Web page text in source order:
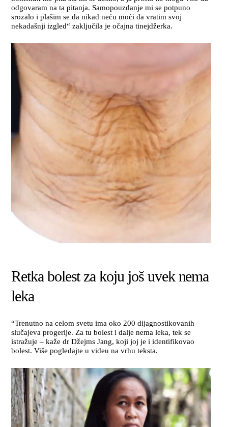
odgovaram na ta pitanja. Samopouzdanje mi se potpuno
srozalo i plašim se da nikad neću moći da vratim svoj
nekadašnji izgled“ zaključila je očajna tinejdžerka.
Retka bolest za koju još uvek nema
leka
“Trenutno na celom svetu ima oko 200 dijagnostikovanih
slučajeva progerije. Za tu bolest i dalje nema leka, tek se
istražuje – kaže dr Džejms Jang, koji joj je i identifikovao
bolest. Više pogledajte u videu na vrhu teksta.